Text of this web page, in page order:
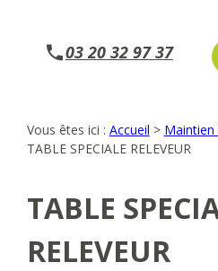
03 20 32 97 37
Vous êtes ici : Accueil > Maintien
TABLE SPECIALE RELEVEUR
TABLE
RELEVEUR